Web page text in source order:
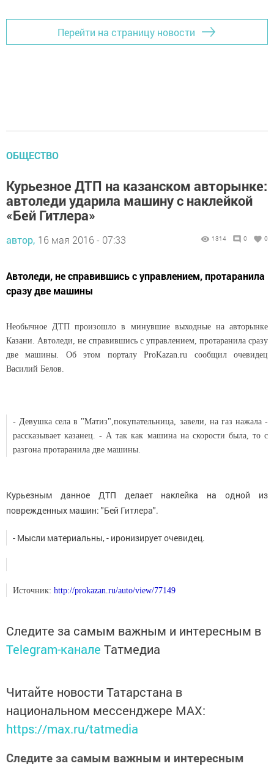
Перейти на страницу новости
ОБЩЕСТВО
Курьезное ДТП на казанском авторынке:
автоледи ударила машину с наклейкой
«Бей Гитлера»
автор, 16 мая 2016 - 07:33 1314 0 0
Автоледи, не справившись с управлением, протаранила
сразу две машины
Необычное ДТП произошло в минувшие выходные на авторынке
Казани. Автоледи, не справившись с управлением, протаранила сразу
две машины. Об этом порталу ProKazan.ru сообщил очевидец
Василий Белов.
- Девушка села в "Матиз",покупательница, завели, на газ нажала -
рассказывает казанец. - А так как машина на скорости была, то с
разгона протаранила две машины.
Курьезным данное ДТП делает наклейка на одной из
поврежденных машин: "Бей Гитлера".
- Мысли материальны, - иронизирует очевидец.
Источник: http://prokazan.ru/auto/view/77149
Следите за самым важным и интересным в
Telegram-канале Татмедиа
Читайте новости Татарстана в
национальном мессенджере MАХ:
https://max.ru/tatmedia
Следите за самым важным и интересным